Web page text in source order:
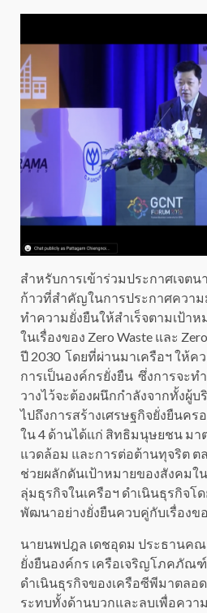
สำหรับการเข้าร่วมประกาศเจต
ก้าวที่สำคัญในการประกาศความ
ทำความยั่งยืนให้สำเร็จตามเป้าห
ในเรื่องของ Zero Waste และ
ปี 2030 โดยที่ผ่านมาเครือฯ ให้
การเป็นองค์กรยั่งยืน ซึ่งการจะท
วางไว้จะต้องผนึกกำลังจากทั้งผู้
ไปถึงการสร้างเศรษฐกิจยั่งยืนค
ใน 4 ด้านได้แก่ สิทธิมนุษยชน มา
แวดล้อม และการต่อต้านทุจริต ต
ช่วยผลักดันเป้าหมายของสังคมใ
ลุ่มธุรกิจในเครือฯ ดำเนินธุรกิจ
พัฒนาอย่างยั่งยืนควบคู่กับเรื่องข
นายนพปฎล เดชอุดม ประธานค
ยั่งยืนองค์กร เครือเจริญโภคภัณ
ดำเนินธุรกิจของเครือซีพีมาตลอ
ระทบทั้งด้านบวกและลบเพื่อควา